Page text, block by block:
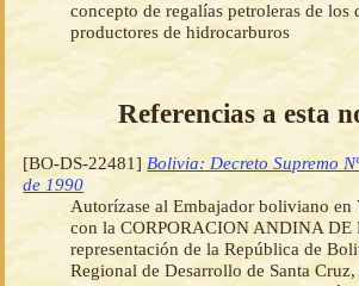
concepto de regalías petroleras de los
productores de hidrocarburos
Referencias a esta
[BO-DS-22481] Bolivia: Decreto Supremo
de 1990
Autorízase al Embajador boliviano en
con la CORPORACION ANDINA DE
representación de la República de
Regional de Desarrollo de Santa